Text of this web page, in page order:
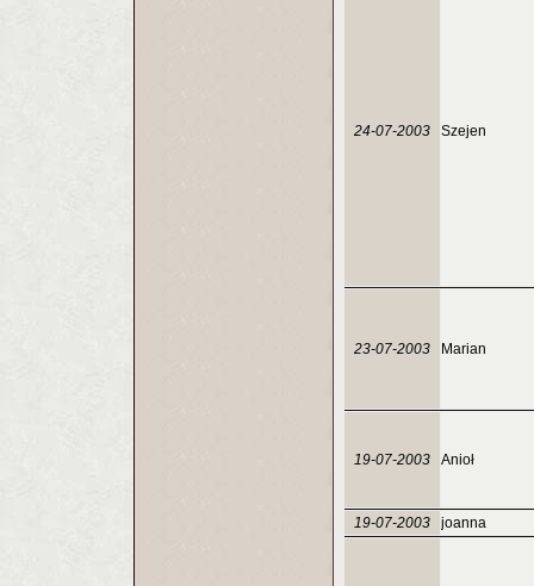
24-07-2003 Szejen
23-07-2003 Marian
19-07-2003 Anioł
19-07-2003 joanna